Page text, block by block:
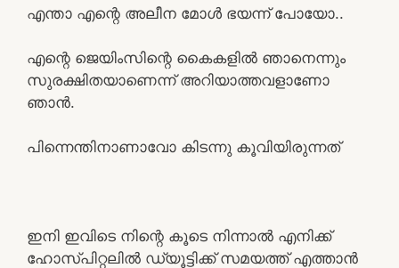
എന്താ എന്റെ അലീന മോൾ ഭയന്ന് പോയോ..
എന്റെ ജെയിംസിന്റെ കൈകളിൽ ഞാനെന്നും
സുരക്ഷിതയാണെന്ന് അറിയാത്തവളാണോ
ഞാൻ.
പിന്നെന്തിനാണാവോ കിടന്നു കൂവിയിരുന്നത്
ഇനി ഇവിടെ നിന്റെ കൂടെ നിന്നാൽ എനിക്ക്
ഹോസ്പിറ്റലിൽ ഡ്യൂട്ടിക്ക് സമയത്ത് എത്താൻ